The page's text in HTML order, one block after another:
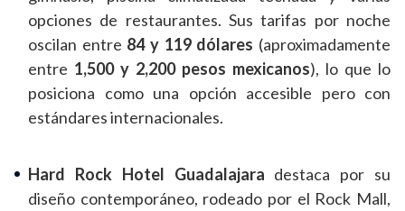
opciones de restaurantes. Sus tarifas por noche
oscilan entre 84 y 119 dólares (aproximadamente
entre 1,500 y 2,200 pesos mexicanos), lo que lo
posiciona como una opción accesible pero con
estándares internacionales.
Hard Rock Hotel Guadalajara destaca por su
diseño contemporáneo, rodeado por el Rock Mall,